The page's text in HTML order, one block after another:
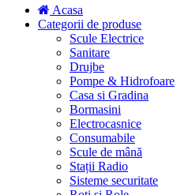
Acasa
Categorii de produse
Scule Electrice
Sanitare
Drujbe
Pompe & Hidrofoare
Casa si Gradina
Bormasini
Electrocasnice
Consumabile
Scule de mână
Stații Radio
Sisteme securitate